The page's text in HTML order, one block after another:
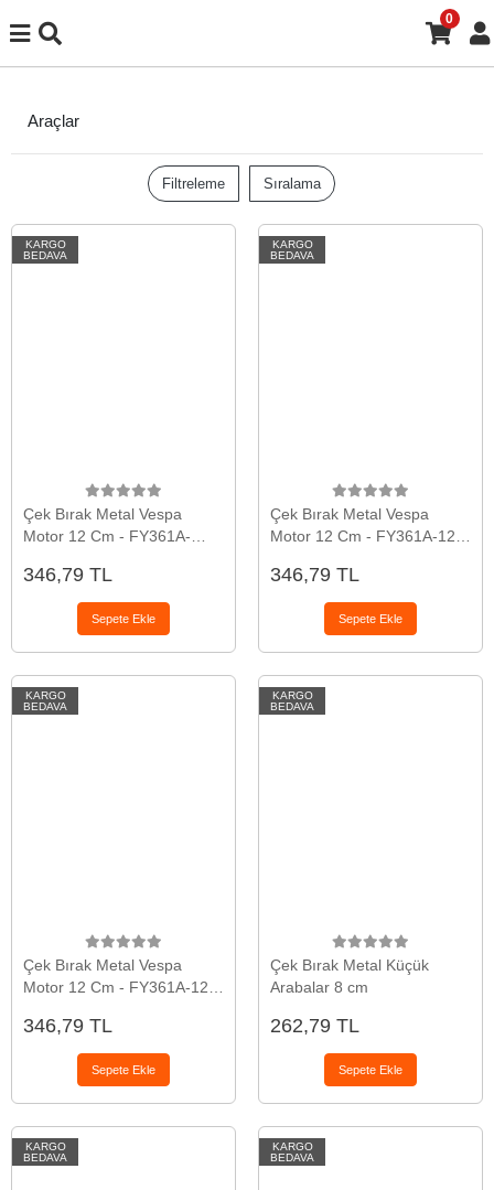
0
Araçlar
Filtreleme Sıralama
KARGO
BEDAVA
Çek Bırak Metal Vespa
Motor 12 Cm - FY361A-
346,79 TL
Sepete Ekle
KARGO
BEDAVA
Çek Bırak Metal Vespa
Motor 12 Cm - FY361A-12D
346,79 TL
Sepete Ekle
KARGO
BEDAVA
Çek Bırak Metal Vespa
Motor 12 Cm - FY361A-12D
346,79 TL
Sepete Ekle
KARGO
BEDAVA
Çek Bırak Metal Küçük
Arabalar 8 cm
262,79 TL
Sepete Ekle
KARGO
BEDAVA
KARGO
BEDAVA